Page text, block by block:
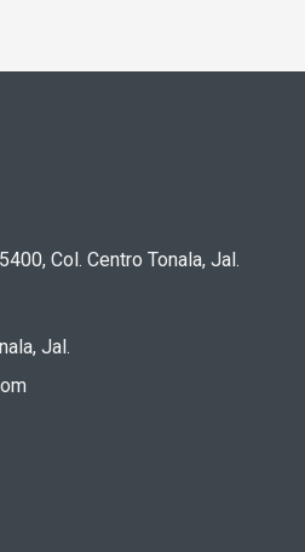
Col. Centro Tonala, Jal.
Jal.